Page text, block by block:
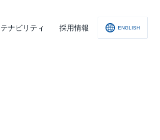
ナビリティ 採用情報 ENGLISH